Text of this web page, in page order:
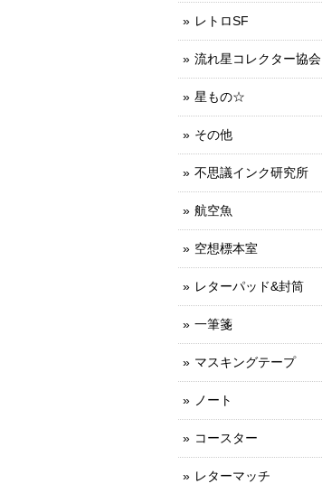
レトロSF
流れ星コレクター協会
星もの☆
その他
不思議インク研究所
航空魚
空想標本室
レターパッド&封筒
一筆箋
マスキングテープ
ノート
コースター
レターマッチ